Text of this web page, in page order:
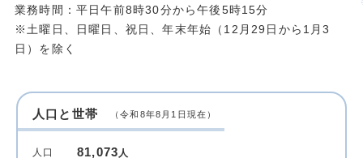
業務時間：平日午前8時30分から午後5時15分
※土曜日、日曜日、祝日、年末年始（12月29日から1月3
日）を除く
人口と世帯 （令和8年8月1日現在）
人口 81,073人